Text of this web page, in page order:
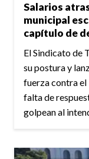
Salarios
municipal
capítulo de
El Sindicato de
su postura y
fuerza contra el
falta de
golpean al